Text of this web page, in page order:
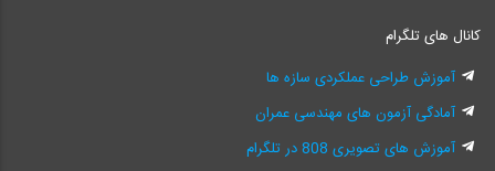
کانال های تلگرام
آموزش طراحی عملکردی سازه ها
آمادگی آزمون های مهندسی عمران
آموزش های تصویری 808 در تلگرام